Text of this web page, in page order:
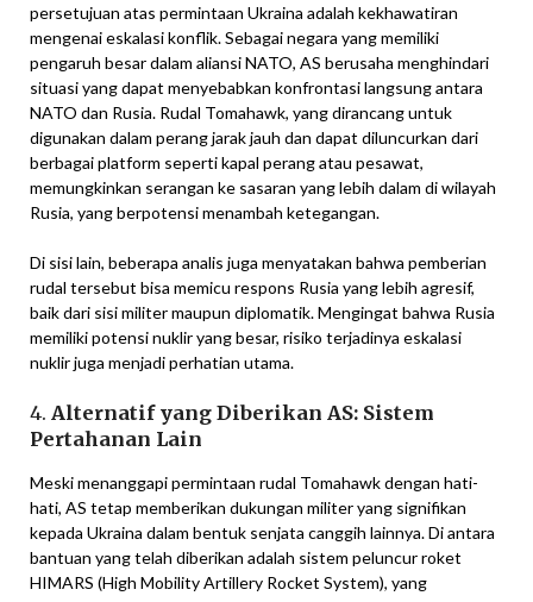
persetujuan atas permintaan Ukraina adalah kekhawatiran
mengenai eskalasi konflik. Sebagai negara yang memiliki
pengaruh besar dalam aliansi NATO, AS berusaha menghindari
situasi yang dapat menyebabkan konfrontasi langsung antara
NATO dan Rusia. Rudal Tomahawk, yang dirancang untuk
digunakan dalam perang jarak jauh dan dapat diluncurkan dari
berbagai platform seperti kapal perang atau pesawat,
memungkinkan serangan ke sasaran yang lebih dalam di wilayah
Rusia, yang berpotensi menambah ketegangan.
Di sisi lain, beberapa analis juga menyatakan bahwa pemberian
rudal tersebut bisa memicu respons Rusia yang lebih agresif,
baik dari sisi militer maupun diplomatik. Mengingat bahwa Rusia
memiliki potensi nuklir yang besar, risiko terjadinya eskalasi
nuklir juga menjadi perhatian utama.
4. Alternatif yang Diberikan AS: Sistem
Pertahanan Lain
Meski menanggapi permintaan rudal Tomahawk dengan hati-
hati, AS tetap memberikan dukungan militer yang signifikan
kepada Ukraina dalam bentuk senjata canggih lainnya. Di antara
bantuan yang telah diberikan adalah sistem peluncur roket
HIMARS (High Mobility Artillery Rocket System), yang